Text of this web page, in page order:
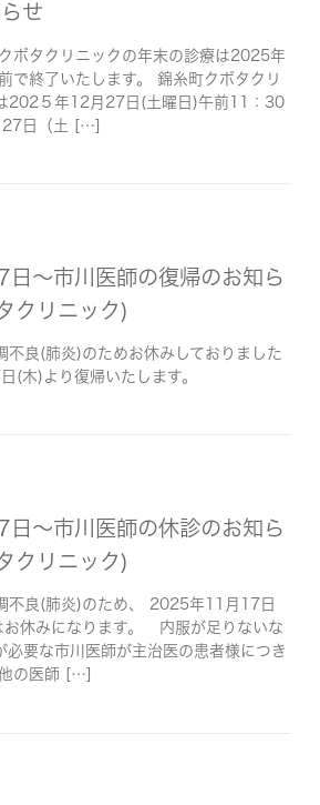
せ
ボタクリニックの年末の診療は2025年
で終了いたします。 錦糸町クボタクリ
202５年12月27日(土曜日)午前11：30
27日（土 […]
～市川医師の復帰のお知ら
クリニック)
不良(肺炎)のためお休みしておりました
(木)より復帰いたします。
～市川医師の休診のお知ら
クリニック)
不良(肺炎)のため、 2025年11月17日
お休みになります。 内服が足りないな
必要な市川医師が主治医の患者様につき
の医師 […]